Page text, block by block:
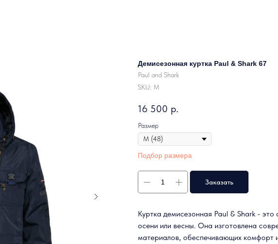
Демисезонная куртка Paul & Shark 67
Paul and Shark
SKU: M
16 500 р.
Размер
Подбор размера
Заказать
Куртка демисезонная Paul & Shark -
осени или весны. Она изготовлена
материалов, обеспечивающих комфорт